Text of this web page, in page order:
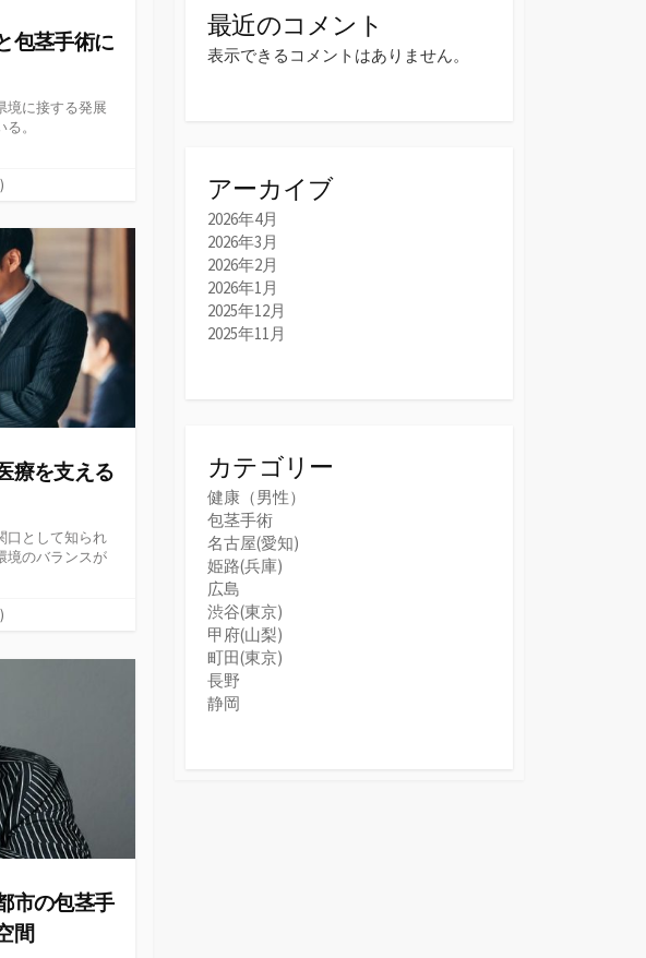
包茎手術に
境に接する発展
。
療を支える
口として知られ
境のバランスが
市の包茎手
間
最近のコメント
表示できるコメントはありません。
アーカイブ
2026年4月
2026年3月
2026年2月
2026年1月
2025年12月
2025年11月
カテゴリー
健康（男性）
包茎手術
名古屋(愛知)
姫路(兵庫)
広島
渋谷(東京)
甲府(山梨)
町田(東京)
長野
静岡